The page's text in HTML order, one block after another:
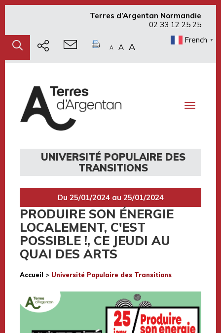
Terres d’Argentan Normandie
02 33 12 25 25
A A A
French ▼
Toggle
UNIVERSITÉ POPULAIRE DES
TRANSITIONS
Du 25/01/2024 au 25/01/2024
PRODUIRE SON ÉNERGIE
LOCALEMENT, C'EST
POSSIBLE !, CE JEUDI AU
QUAI DES ARTS
Accueil > Université Populaire des Transitions